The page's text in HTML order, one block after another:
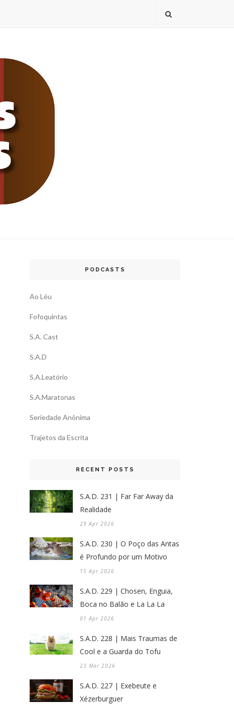
PODCASTS
Ao Léu
Fofoquintas
S.A. Cast
S.A.D
S.A.Leatório
S.A.Maratonas
Seriedade Anônima
Trajetos da Escrita
RECENT POSTS
S.A.D. 231 | Far Far Away da
Realidade
29 Apr 2026
S.A.D. 230 | O Poço das Antas
é Profundo por um Motivo
15 Apr 2026
S.A.D. 229 | Chosen, Enguia,
Boca no Balão e La La La
01 Apr 2026
S.A.D. 228 | Mais Traumas de
Cool e a Guarda do Tofu
23 Mar 2026
S.A.D. 227 | Exebeute e
Xézerburguer